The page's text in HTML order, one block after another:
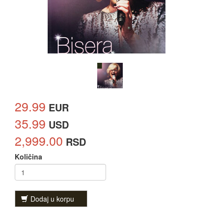
29.99 EUR
35.99 USD
2,999.00 RSD
Količina
Dodaj u korpu